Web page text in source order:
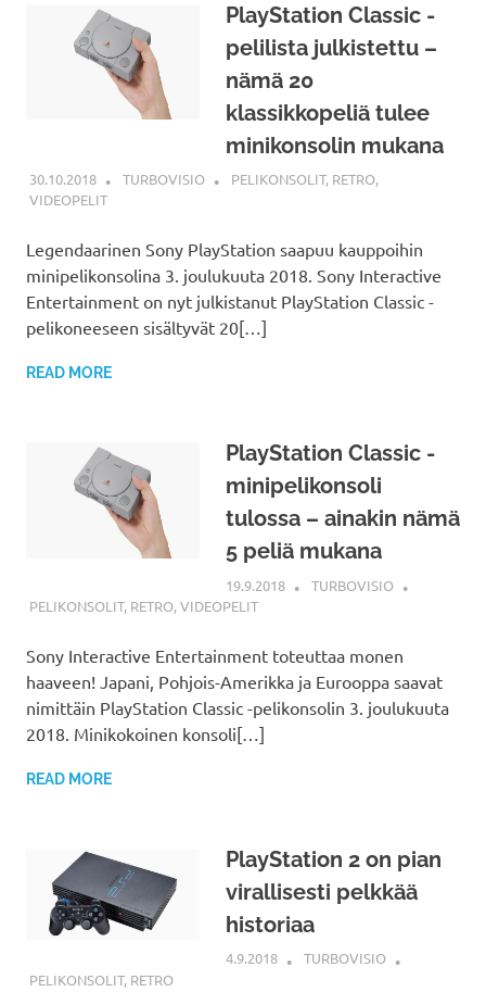
PlayStation Classic -
pelilista julkistettu –
nämä 20
klassikkopeliä tulee
minikonsolin mukana
30.10.2018 TURBOVISIO PELIKONSOLIT, RETRO,
VIDEOPELIT
Legendaarinen Sony PlayStation saapuu kauppoihin
minipelikonsolina 3. joulukuuta 2018. Sony Interactive
Entertainment on nyt julkistanut PlayStation Classic -
pelikoneeseen sisältyvät 20[…]
READ MORE
PlayStation Classic -
minipelikonsoli
tulossa – ainakin nämä
5 peliä mukana
19.9.2018
TURBOVISIO
PELIKONSOLIT, RETRO,VIDEOPELIT
Sony Interactive Entertainment toteuttaa monen
haaveen! Japani, Pohjois-Amerikka ja Eurooppa saavat
nimittäin PlayStation Classic -pelikonsolin 3. joulukuuta
2018. Minikokoinen konsoli[…]
READ MORE
PlayStation 2 on pian
virallisesti pelkkää
historiaa
4.9.2018
TURBOVISIO
PELIKONSOLIT, RETRO